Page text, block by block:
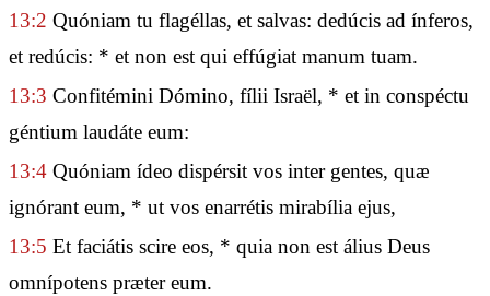
13:2 Quóniam tu flagéllas, et salvas: dedúcis ad ínferos,
et redúcis: * et non est qui effúgiat manum tuam.
13:3 Confitémini Dómino, fílii Israël, * et in conspéctu
géntium laudáte eum:
13:4 Quóniam ídeo dispérsit vos inter gentes, quæ
ignórant eum, * ut vos enarrétis mirabília ejus,
13:5 Et faciátis scire eos, * quia non est álius Deus
omnípotens præter eum.